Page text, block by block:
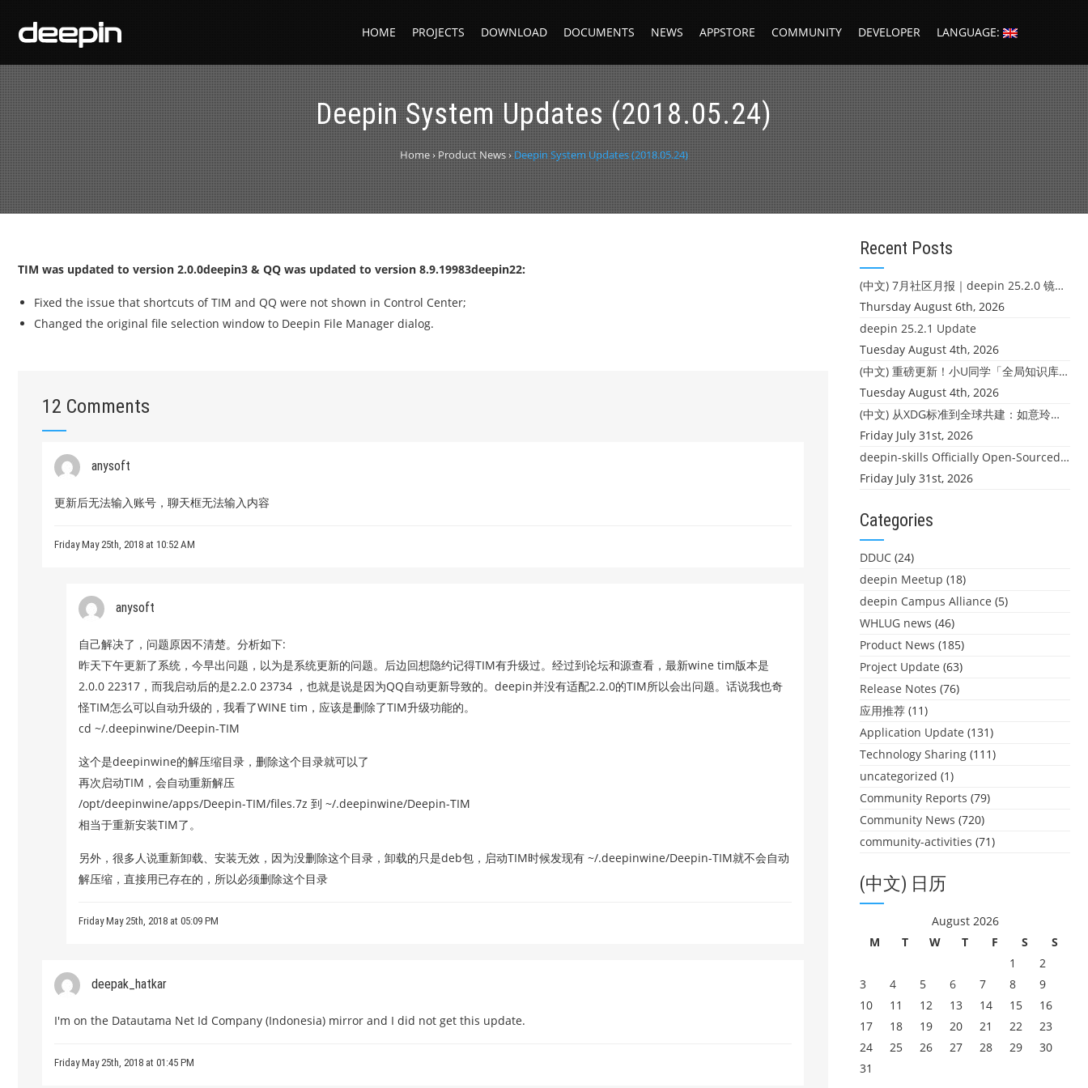
HOME PROJECTS DOWNLOAD DOCUMENTS NEWS APPSTORE COMMUNITY DEVELOPER LANGUAGE:
Deepin System Updates (2018.05.24)
Home› Product News› Deepin System Updates (2018.05.24)
TIM was updated to version 2.0.0deepin3 & QQ was updated to version 8.9.19983deepin22:
Fixed the issue that shortcuts of TIM and QQ were not shown in Control Center;
Changed the original file selection window to Deepin File Manager dialog.
12 Comments
anysoft
更新后无法输入账号，聊天框无法输入内容
Friday May 25th, 2018 at 10:52 AM
anysoft
自己解决了，问题原因不清楚。分析如下:
昨天下午更新了系统，今早出问题，以为是系统更新的问题。后边回想隐约记得TIM有升级过。经过到论坛和源查看，最新wine tim版本是
2.0.0 22317，而我启动后的是2.2.0 23734 ，也就是说是因为QQ自动更新导致的。deepin并没有适配2.2.0的TIM所以会出问题。话说我也奇
怪TIM怎么可以自动升级的，我看了WINE tim，应该是删除了TIM升级功能的。
cd ~/.deepinwine/Deepin-TIM
这个是deepinwine的解压缩目录，删除这个目录就可以了
再次启动TIM，会自动重新解压
/opt/deepinwine/apps/Deepin-TIM/files.7z 到 ~/.deepinwine/Deepin-TIM
相当于重新安装TIM了。
另外，很多人说重新卸载、安装无效，因为没删除这个目录，卸载的只是deb包，启动TIM时候发现有 ~/.deepinwine/Deepin-TIM就不会自动
解压缩，直接用已存在的，所以必须删除这个目录
Friday May 25th, 2018 at 05:09 PM
deepak_hatkar
I'm on the Datautama Net Id Company (Indonesia) mirror and I did not get this update.
Friday May 25th, 2018 at 01:45 PM
Recent Posts
(中文) 7月社区月报｜deepin 25.2.0 镜像发布 & 小U同学定时任务上线
Thursday August 6th, 2026
deepin 25.2.1 Update
Tuesday August 4th, 2026
(中文) 重磅更新！小U同学「全局知识库」上线：你的本地文件，终于"活"起来了
Tuesday August 4th, 2026
(中文) 从XDG标准到全球共建：如意玲珑迎来首个海外开源贡献
Friday July 31st, 2026
deepin-skills Officially Open-Sourced: Four Core Skills for deepin Developers
Friday July 31st, 2026
Categories
DDUC (24)
deepin Meetup (18)
deepin Campus Alliance (5)
WHLUG news (46)
Product News (185)
Project Update (63)
Release Notes (76)
应用推荐 (11)
Application Update (131)
Technology Sharing (111)
uncategorized (1)
Community Reports (79)
Community News (720)
community-activities (71)
(中文) 日历
August 2026
M
T W T F S
S
1
2
3
4 5 6 7 8
9
10
11 12 13 14 15
16
17
18 19 20 21 22
23
24
25 26 27 28 29
30
31